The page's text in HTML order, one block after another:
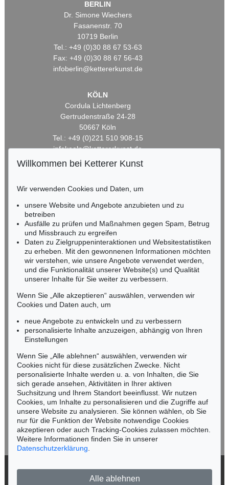
BERLIN
Dr. Simone Wiechers
Fasanenstr. 70
10719 Berlin
Tel.: +49 (0)30 88 67 53-63
Fax: +49 (0)30 88 67 56-43
infoberlin@kettererkunst.de
KÖLN
Cordula Lichtenberg
Gertrudenstraße 24-28
50667 Köln
Tel.: +49 (0)221 510 908-15
infokoeln@kettererkunst.de
HESSEN
Miriam Heß
Tel.: +49 (0)62 21 58 80-038
Fax: +49 (0)62 21 58 80-595
infoheidelberg@kettererkunst.de
NORDDEUTSCHLAND
Nico Kassel, M.A.
Mobil: +49 (0)171 8618661
n.kassel@kettererkunst.de
Keine Auktion mehr verpassen!
Wir informieren Sie rechtzeitig.
Jetzt zum Newsletter anmelden >
Willkommen bei Ketterer Kunst
Wir verwenden Cookies und Daten, um
unsere Website und Angebote anzubieten und zu
betreiben
Ausfälle zu prüfen und Maßnahmen gegen Spam, Betrug
und Missbrauch zu ergreifen
Daten zu Zielgruppeninteraktionen und Websitestatistiken
zu erheben. Mit den gewonnenen Informationen möchten
wir verstehen, wie unsere Angebote verwendet werden,
und die Funktionalität unserer Website(s) und Qualität
unserer Inhalte für Sie weiter zu verbessern.
Wenn Sie „Alle akzeptieren“ auswählen, verwenden wir
Cookies und Daten auch, um
neue Angebote zu entwickeln und zu verbessern
personalisierte Inhalte anzuzeigen, abhängig von Ihren
Einstellungen
Wenn Sie „Alle ablehnen“ auswählen, verwenden wir
Cookies nicht für diese zusätzlichen Zwecke. Nicht
personalisierte Inhalte werden u. a. von Inhalten, die Sie
sich gerade ansehen, Aktivitäten in Ihrer aktiven
Suchsitzung und Ihrem Standort beeinflusst. Wir nutzen
Cookies, um Inhalte zu personalisieren und die Zugriffe auf
unsere Website zu analysieren. Sie können wählen, ob Sie
nur für die Funktion der Website notwendige Cookies
akzeptieren oder auch Tracking-Cookies zulassen möchten.
Weitere Informationen finden Sie in unserer
Datenschutzerklärung
Alle ablehnen